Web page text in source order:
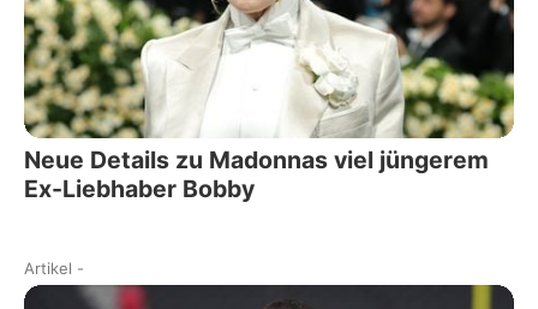
Neue Details zu Madonnas viel jüngerem
Ex-Liebhaber Bobby
Artikel -